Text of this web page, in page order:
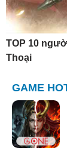
TOP 10
Thoại
GAME